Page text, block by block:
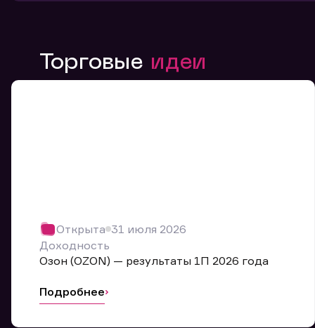
Торговые идеи
Открыта 31 июля 2026
Доходность
Озон (OZON) — результаты 1П 2026 года
Подробнее
Мы